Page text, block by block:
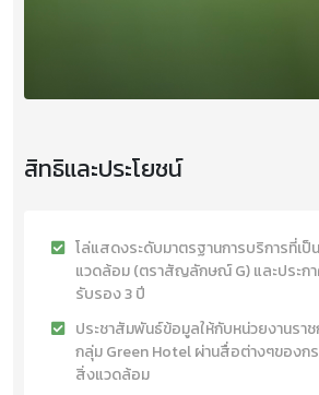
สิทธิและประโยชน์
โล่แสดงระดับมาตรฐานการบริการที่เ
แวดล้อม (ตราสัญลักษณ์ G) และประก
รับรอง 3 ปี
ประชาสัมพันธ์ข้อมูลให้กับหน่วยงานราช
กลุ่ม Green Hotel ผ่านสื่อต่างๆของ
สิ่งแวดล้อม